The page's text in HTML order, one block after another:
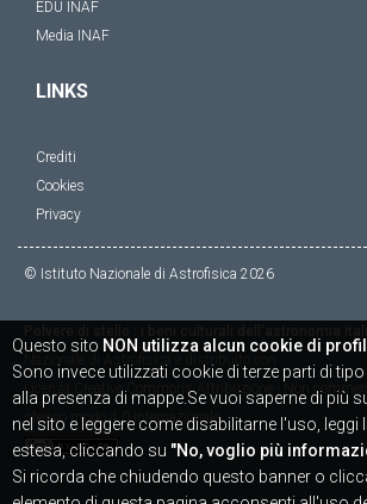
EDU INAF
Media INAF
LINKS
Crediti
Cookies
Privacy
© Istituto Nazionale di Astrofisica 2026
Licenza
Creative Commons Attribuzione - Non
stesso modo 4.0 Internazionale
Questo sito NON utilizza alcun cookie di
Sono invece utilizzati cookie di terze parti di
alla presenza di mappe.Se vuoi saperne di più
nel sito e leggere come disabilitarne l'uso,
estesa, cliccando su "No, voglio più
Si ricorda che chiudendo questo banner o